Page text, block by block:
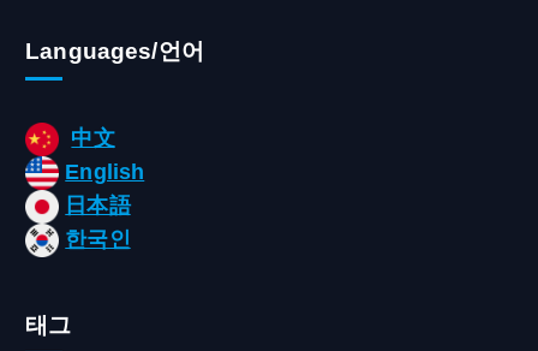
Languages/언어
中文
English
日本語
한국인
태그